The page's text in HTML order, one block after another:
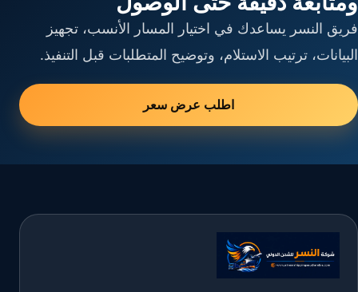
فريق النسر يساعدك في اختيار المسار الأنسب، تجهيز
البيانات، ترتيب الاستلام، وتوضيح المتطلبات قبل التنفيذ.
اطلب عرض سعر